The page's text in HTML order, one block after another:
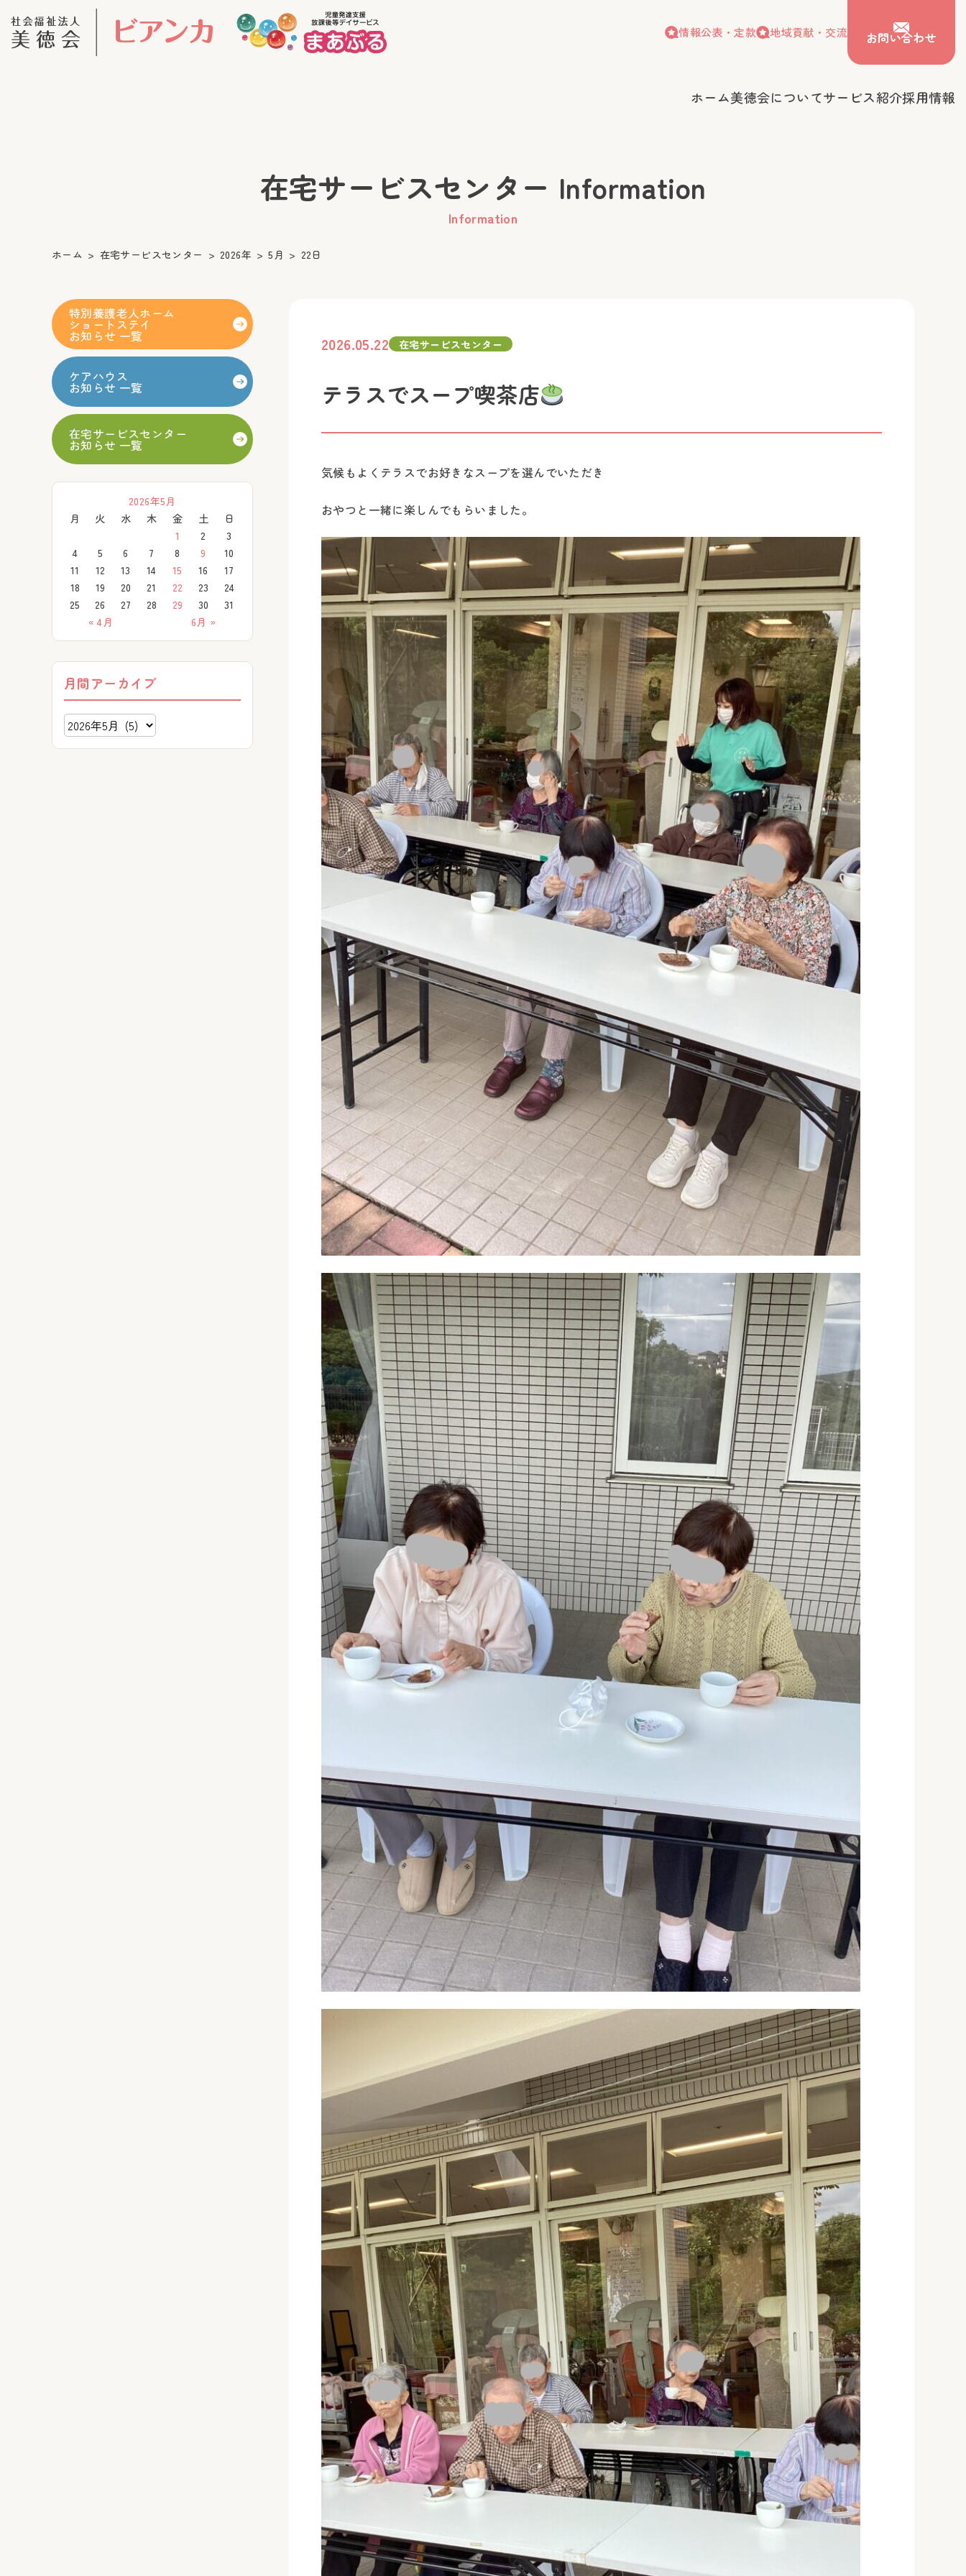
情報公表・定款 地域貢献・交流 お問い合わせ
ホーム美徳会についてサービス紹介採用情報
情報公表・定款 地域貢献・交流
在宅サービスセンター Information
Information
ホーム 在宅サービスセンター 2026年 5月 22日
2026.05.22 在宅サービスセンター
テラスでスープ喫茶店
気候もよくテラスでお好きなスープを選んでいただき
おやつと一緒に楽しんでもらいました。
特別養護老人ホーム
ショートステイ
お知らせ 一覧
ケアハウス
お知らせ 一覧
在宅サービスセンター
お知らせ 一覧
2026年5月
月
火 水 木 金 土 日
« 4月 6月 »
1 2
3
4
5 6 7 8 9
10
11
12 13 14 15 16
17
18
19 20 21 22 23
24
25
26 27 28 29 30 31
月間アーカイブ